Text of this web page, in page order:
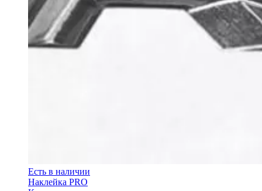
Есть в наличии
Наклейка PRO